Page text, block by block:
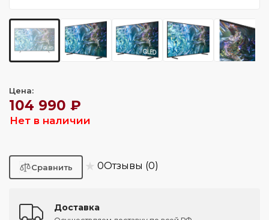
Цена:
104 990 ₽
Нет в наличии
★ 0Отзывы (0)
Доставка